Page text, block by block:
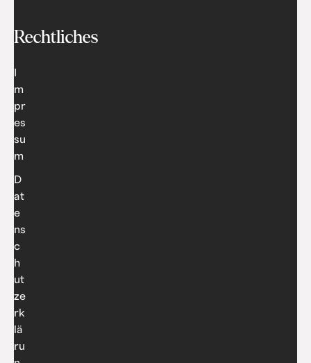
Rechtliches
m
pr
es
su
m
D
at
e
ns
c
h
ut
ze
rk
lä
ru